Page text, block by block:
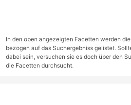
In den oben angezeigten Facetten werden
bezogen auf das Suchergebniss gelistet.
dabei sein, versuchen sie es doch über den
die Facetten durchsucht.